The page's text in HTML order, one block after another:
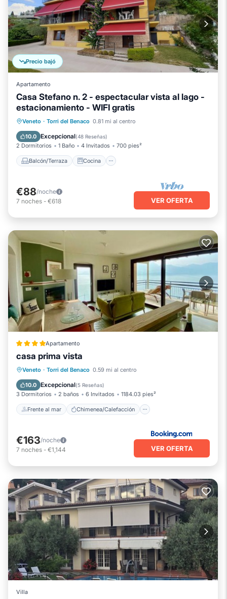
Precio bajó
Apartamento
Casa Stefano n. 2 - espectacular vista al lago -
estacionamiento - WIFI gratis
Veneto · Torri del Benaco 0.81 mi al centro
10.0 Excepcional(48 Reseñas)
2 Dormitorios 1 Baño 4 Invitados 700 pies²
Balcón/Terraza Cocina
Balcón/Terraza
Cocina
Aparcamiento
€88/noche
7 noches - €618 VER OFERTA
Apartamento
casa prima vista
Veneto · Torri del Benaco 0.59 mi al centro
10.0 Excepcional(5 Reseñas)
3 Dormitorios 2 baños 6 Invitados 1184.03 pies²
Frente al mar Chimenea/Calefacción
Frente al mar
Chimenea/Calefacción
Vista al mar
€163/noche
7 noches - €1,144 VER OFERTA
Villa